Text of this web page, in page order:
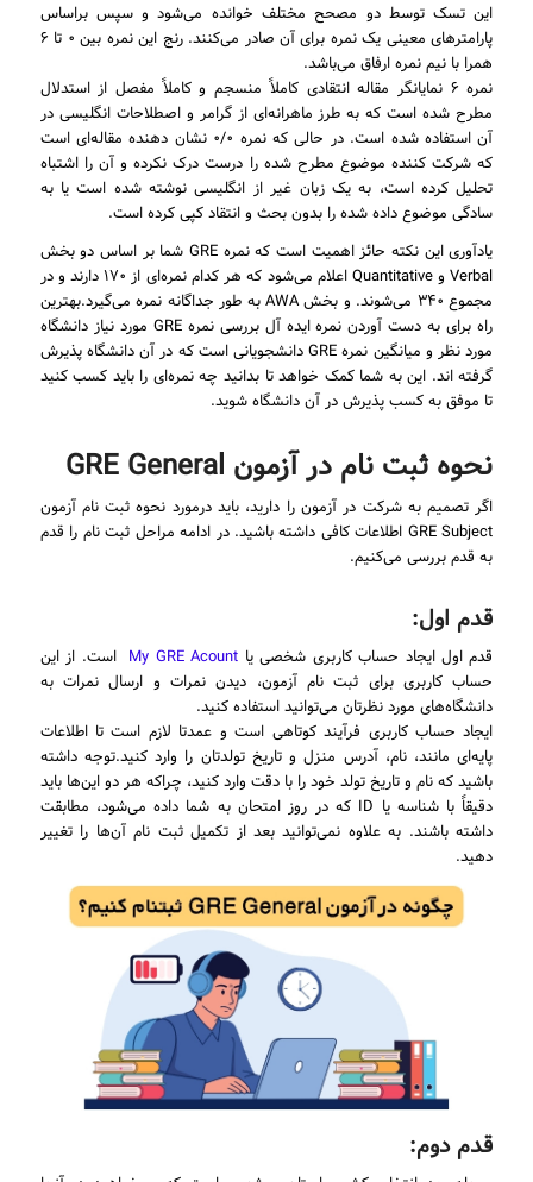
این تسک توسط دو مصحح مختلف خوانده‌ می‌شود و سپس براساس
پارامترهای معینی یک نمره برای آن صادر می‌کنند. رنج این نمره بین ۰ تا ۶
همرا با نیم نمره ارفاق می‌باشد.
نمره ۶ نمایانگر مقاله انتقادی کاملاً منسجم و کاملاً مفصل از استدلال
مطرح شده است که به طرز ماهرانه‌ای از گرامر و اصطلاحات انگلیسی در
آن استفاده شده است. در حالی که نمره ۰/۰ نشان دهنده مقاله‌ای است
که شرکت کننده موضوع مطرح شده را درست درک نکرده و آن را اشتباه
تحلیل کرده است، به یک زبان غیر از انگلیسی نوشته شده است یا به
سادگی موضوع داده شده را بدون بحث و انتقاد کپی کرده است.
یادآوری این نکته حائز اهمیت است که نمره GRE شما بر اساس دو بخش
Verbal و Quantitative اعلام می‌شود که هر کدام نمره‌ای از ۱۷۰ دارند و در
مجموع ۳۴۰ می‌شوند. و بخش AWA به طور جداگانه نمره می‌گیرد.بهترین
راه برای به دست آوردن نمره ایده آل بررسی نمره GRE مورد نیاز دانشگاه
مورد نظر و میانگین نمره GRE دانشجویانی است که در آن دانشگاه پذیرش
گرفته اند. این به شما کمک خواهد تا بدانید چه نمره‌ای را باید کسب کنید
تا موفق به کسب پذیرش در آن دانشگاه شوید.
نحوه ثبت نام در آزمون GRE General
اگر تصمیم به شرکت در آزمون را دارید، باید درمورد نحوه ثبت نام آزمون
GRE Subject اطلاعات کافی داشته باشید. در ادامه مراحل ثبت نام را قدم
به قدم بررسی می‌کنیم.
قدم اول:
قدم اول ایجاد حساب کاربری شخصی یا My GRE Acount است. از این
حساب کاربری برای ثبت نام آزمون، دیدن نمرات و ارسال نمرات به
دانشگاه‌های مورد نظرتان می‌توانید استفاده کنید.
ایجاد حساب کاربری فرآیند کوتاهی است و عمدتا لازم است تا اطلاعات
پایه‌ای مانند، نام، آدرس منزل و تاریخ تولدتان را وارد کنید.توجه داشته
باشید که نام و تاریخ تولد خود را با دقت وارد کنید، چراکه هر دو این‌ها باید
دقیقاً با شناسه یا ID که در روز امتحان به شما داده می‌شود، مطابقت
داشته باشند. به علاوه نمی‌توانید بعد از تکمیل ثبت نام آن‌ها را تغییر
دهید.
قدم دوم: